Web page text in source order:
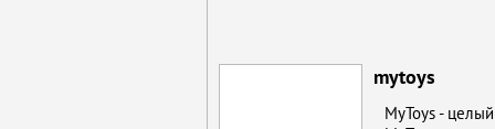
mytoys
MyToys -